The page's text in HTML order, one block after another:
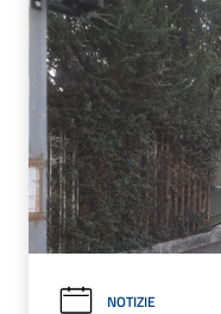
NOTIZIE